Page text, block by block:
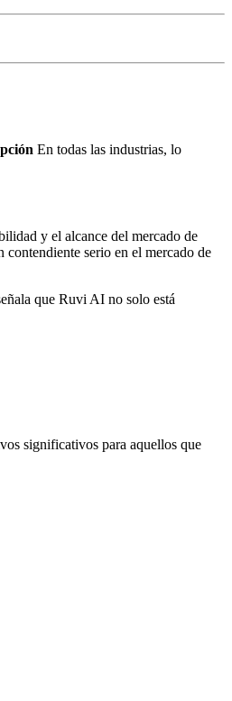
En todas las industrias, lo
y el alcance del mercado de
serio en el mercado de
que Ruvi AI no solo está
significativos para aquellos que